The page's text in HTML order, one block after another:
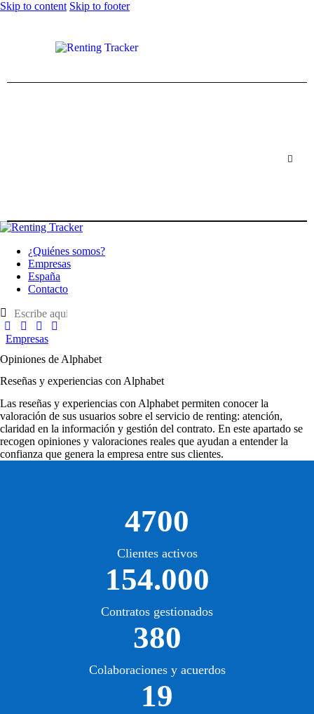
Skip to content Skip to footer
¿Quiénes somos?
Empresas
España
Contacto
Empresas
Opiniones de Alphabet
Reseñas y experiencias con Alphabet
Las reseñas y experiencias con Alphabet permiten conocer la
valoración de sus usuarios sobre el servicio de renting: atención,
claridad en la información y gestión del contrato. En este apartado se
recogen opiniones y valoraciones reales que ayudan a entender la
confianza que genera la empresa entre sus clientes.
4700
Clientes activos
154.000
Contratos gestionados
380
Colaboraciones y acuerdos
19